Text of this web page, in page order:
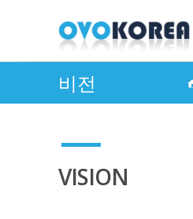
비전
VISION